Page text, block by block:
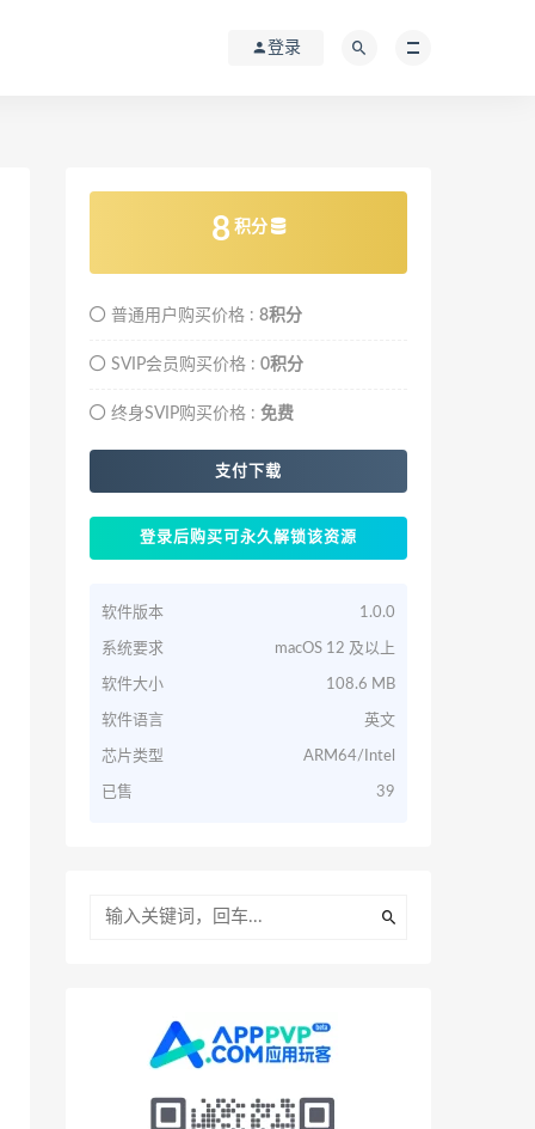
登录
8 积分
普通用户购买价格 : 8积分
SVIP会员购买价格 : 0积分
终身SVIP购买价格 : 免费
支付下载
登录后购买可永久解锁该资源
软件版本 1.0.0
系统要求 macOS 12 及以上
软件大小 108.6 MB
软件语言 英文
芯片类型 ARM64/Intel
已售 39